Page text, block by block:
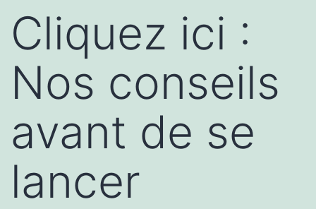
Cliquez ici :
Nos conseils
avant de se
lancer